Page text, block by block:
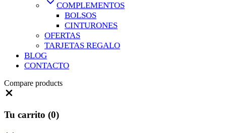
COMPLEMENTOS
BOLSOS
CINTURONES
OFERTAS
TARJETAS REGALO
BLOG
CONTACTO
Compare products
Tu carrito (0)